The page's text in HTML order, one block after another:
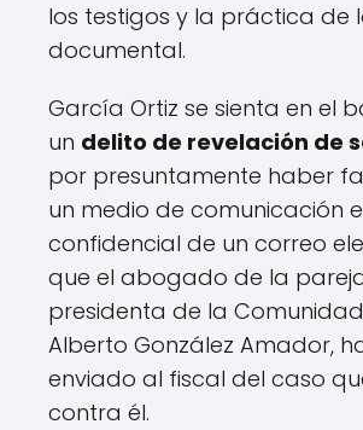
los testigos y la práctica de
documental.
García Ortiz se sienta en el
un delito de revelación de
por presuntamente haber
un medio de comunicación
confidencial de un correo
que el abogado de la
presidenta de la
Alberto González Amador,
enviado al fiscal del caso
contra él.